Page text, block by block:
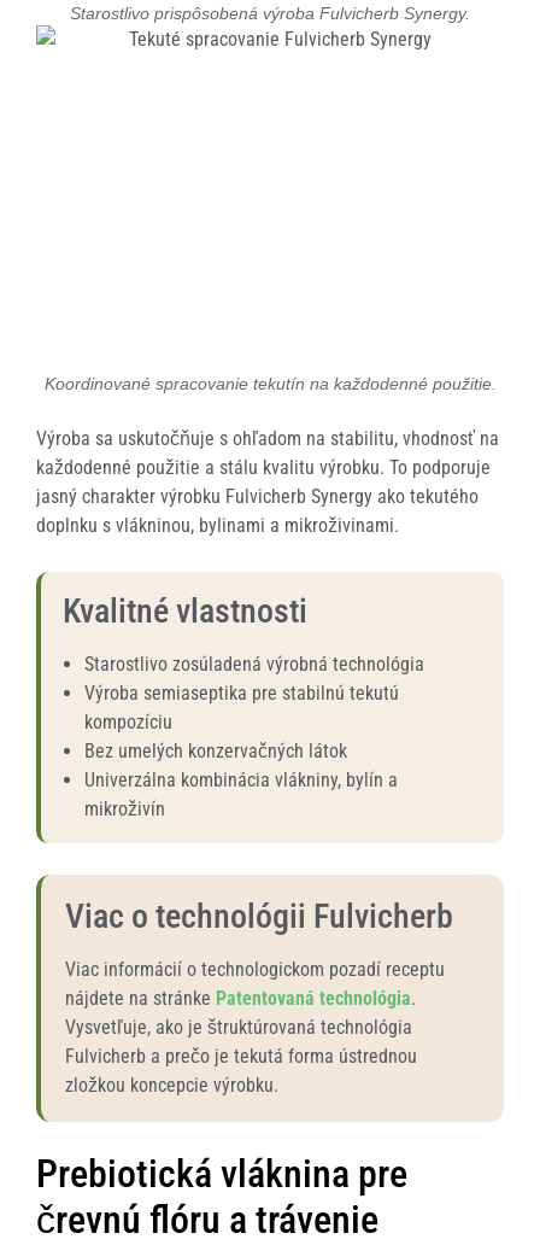
Starostlivo prispôsobená výroba Fulvicherb Synergy.
Koordinované spracovanie tekutín na každodenné použitie.
Výroba sa uskutočňuje s ohľadom na stabilitu, vhodnosť na
každodenné použitie a stálu kvalitu výrobku. To podporuje
jasný charakter výrobku Fulvicherb Synergy ako tekutého
doplnku s vlákninou, bylinami a mikroživinami.
Kvalitné vlastnosti
Starostlivo zosúladená výrobná technológia
Výroba semiaseptika pre stabilnú tekutú
kompozíciu
Bez umelých konzervačných látok
Univerzálna kombinácia vlákniny, bylín a
mikroživín
Viac o technológii Fulvicherb
Viac informácií o technologickom pozadí receptu
nájdete na stránke Patentovaná technológia.
Vysvetľuje, ako je štruktúrovaná technológia
Fulvicherb a prečo je tekutá forma ústrednou
zložkou koncepcie výrobku.
Prebiotická vláknina pre
črevnú flóru a trávenie